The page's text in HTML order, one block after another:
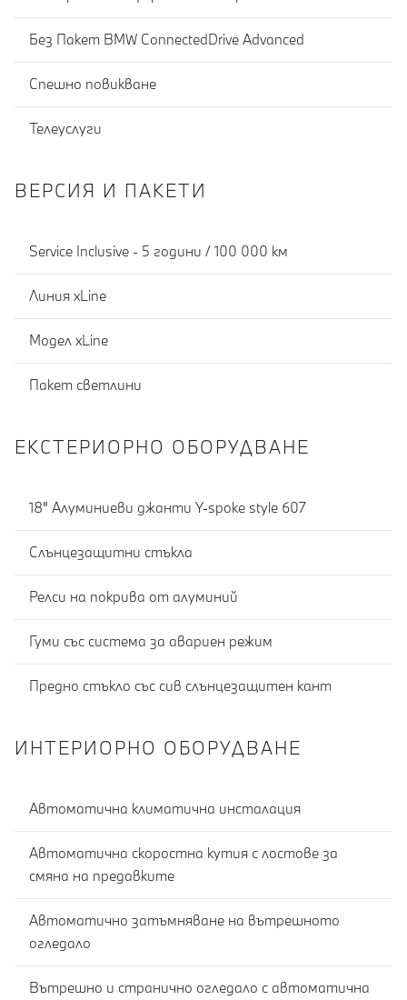
Без Пакет BMW ConnectedDrive Advanced
Спешно повикване
Телеуслуги
ВЕРСИЯ И ПАКЕТИ
Service Inclusive - 5 години / 100 000 км
Линия xLine
Модел xLine
Пакет светлини
ЕКСТЕРИОРНО ОБОРУДВАНЕ
18" Алуминиеви джанти Y-spoke style 607
Слънцезащитни стъкла
Релси на покрива от алуминий
Гуми със система за авариен режим
Предно стъкло със сив слънцезащитен кант
ИНТЕРИОРНО ОБОРУДВАНЕ
Автоматична климатична инсталация
Автоматична скоростна кутия с лостове за
смяна на предавките
Автоматично затъмняване на вътрешното
огледало
Вътрешно и странично огледало с автоматична